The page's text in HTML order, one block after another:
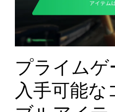
プライム
入手可能な